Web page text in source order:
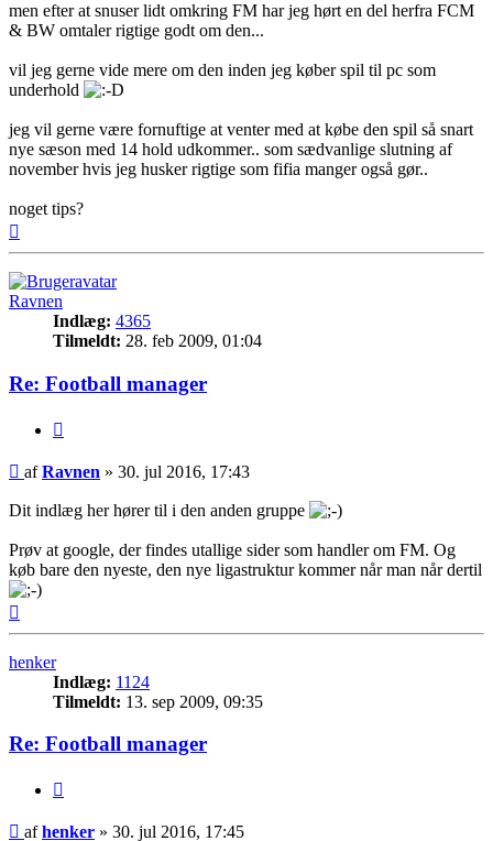
men efter at snuser lidt omkring FM har jeg hørt en del herfra FCM
& BW omtaler rigtige godt om den...
vil jeg gerne vide mere om den inden jeg køber spil til pc som
underhold
jeg vil gerne være fornuftige at venter med at købe den spil så snart
nye sæson med 14 hold udkommer.. som sædvanlige slutning af
november hvis jeg husker rigtige som fifia manger også gør..
noget tips?
Ravnen
Indlæg: 4365
Tilmeldt: 28. feb 2009, 01:04
Re: Football manager
Indlæg
afRavnen » 30. jul 2016, 17:43
Dit indlæg her hører til i den anden gruppe
Prøv at google, der findes utallige sider som handler om FM. Og
køb bare den nyeste, den nye ligastruktur kommer når man når dertil
henker
Indlæg: 1124
Tilmeldt: 13. sep 2009, 09:35
Re: Football manager
Indlæg
afhenker » 30. jul 2016, 17:45